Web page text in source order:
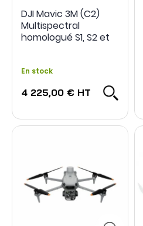
DJI Mavic 3M (C2)
Multispectral
homologué S1, S2 et
En stock
4 225,00 € HT